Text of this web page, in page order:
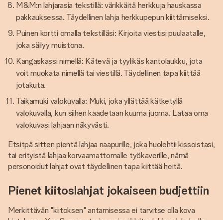
M&M:n lahjarasia tekstillä: värikkäitä herkkuja hauskassa
pakkauksessa. Täydellinen lahja herkkupepun kiittämiseksi.
Puinen kortti omalla tekstilläsi: Kirjoita viestisi puulaatalle,
joka säilyy muistona.
Kangaskassi nimellä: Kätevä ja tyylikäs kantolaukku, jota
voit muokata nimellä tai viestillä. Täydellinen tapa kiittää
jotakuta.
Taikamuki valokuvalla: Muki, joka yllättää kätketyllä
valokuvalla, kun siihen kaadetaan kuuma juoma. Lataa oma
valokuvasi lahjaan näkyvästi.
Etsitpä sitten pientä lahjaa naapurille, joka huolehtii kissoistasi,
tai erityistä lahjaa korvaamattomalle työkaverille, nämä
personoidut lahjat ovat täydellinen tapa kiittää heitä.
Pienet kiitoslahjat jokaiseen budjettiin
Merkittävän "kiitoksen" antamisessa ei tarvitse olla kova